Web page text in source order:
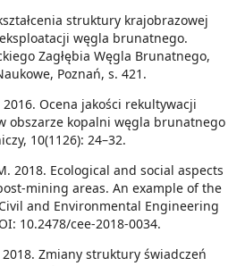
struktury krajobrazowej
węgla brunatnego.
Zagłębia Węgla Brunatnego,
Poznań, s. 421.
2016. Ocena jakości rekultywacji
obszarze kopalni węgla brunatnego
10(1126): 24–32.
2018. Ecological and social aspects
mining areas. An example of the
and Environmental Engineering
10.2478/cee-2018-0034.
Zmiany struktury świadczeń